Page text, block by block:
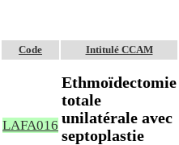
Code Intitulé CCAM
LAFA016
Ethmoïdectomie
totale
unilatérale avec
septoplastie